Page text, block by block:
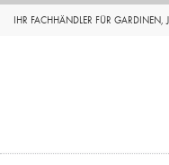
IHR FACHHÄNDLER FÜR